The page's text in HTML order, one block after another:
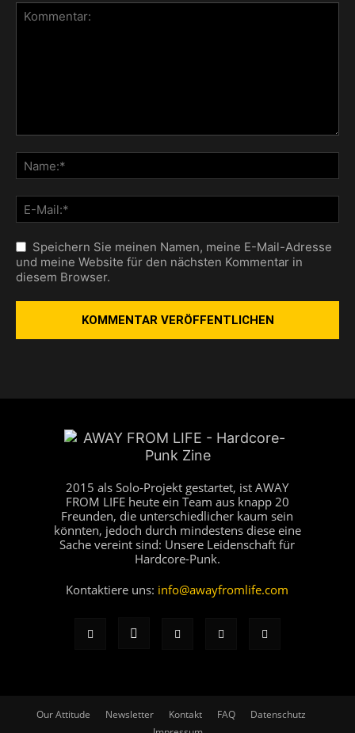
Speichern Sie meinen Namen, meine E-Mail-Adresse
und meine Website für den nächsten Kommentar in
diesem Browser.
2015 als Solo-Projekt gestartet, ist AWAY
FROM LIFE heute ein Team aus knapp 20
Freunden, die unterschiedlicher kaum sein
könnten, jedoch durch mindestens diese eine
Sache vereint sind: Unsere Leidenschaft für
Hardcore-Punk.
Kontaktiere uns: info@awayfromlife.com
Our Attitude Newsletter Kontakt FAQ
Datenschutz